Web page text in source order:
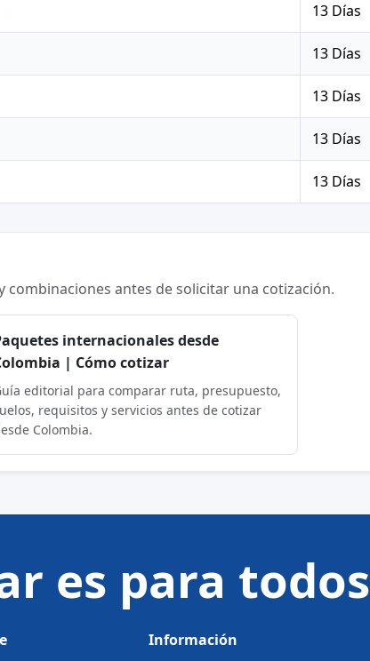
13 Días
13 Días
13 Días
13 Días
13 Días
antes de solicitar una cotización.
internacionales desde
| Cómo cotizar
editorial para comparar ruta, presupuesto,
requisitos y servicios antes de cotizar
Colombia.
es para todos
Información